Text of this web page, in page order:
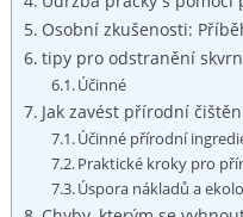
Osobní zkušenosti:
tipy pro odstranění
Účinné
Jak zavést přírodní
Účinné přírodní
Praktické kroky pro​
Úspora nákladů a